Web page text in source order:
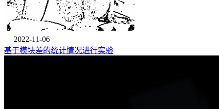
2022-11-06
基于模块差的统计情况进行实验